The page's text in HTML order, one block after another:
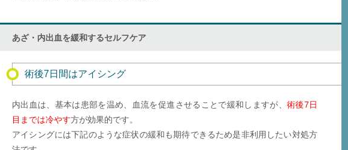
あざ・内出血を緩和するセルフケア
術後7日間はアイシング
内出血は、基本は患部を温め、血流を促進させることで緩和しますが、 術後7日
目までは冷やす方が効果的です。
アイシングには下記のような症状の緩和も期待できるため是非利用したい対処方